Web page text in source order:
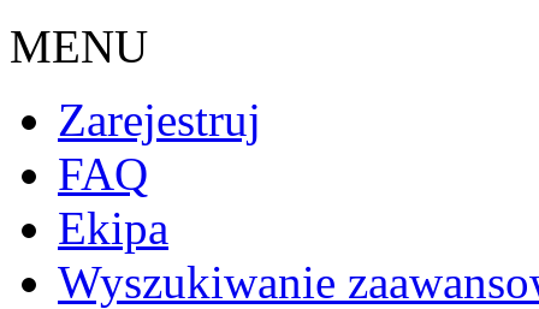
MENU
Zarejestruj
FAQ
Ekipa
Wyszukiwanie